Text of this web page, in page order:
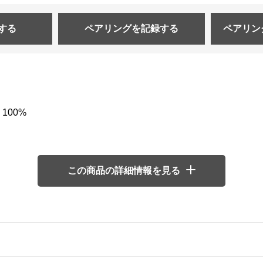
る ペアリングを記録する ペアリン
100%
この商品の詳細情報を見る